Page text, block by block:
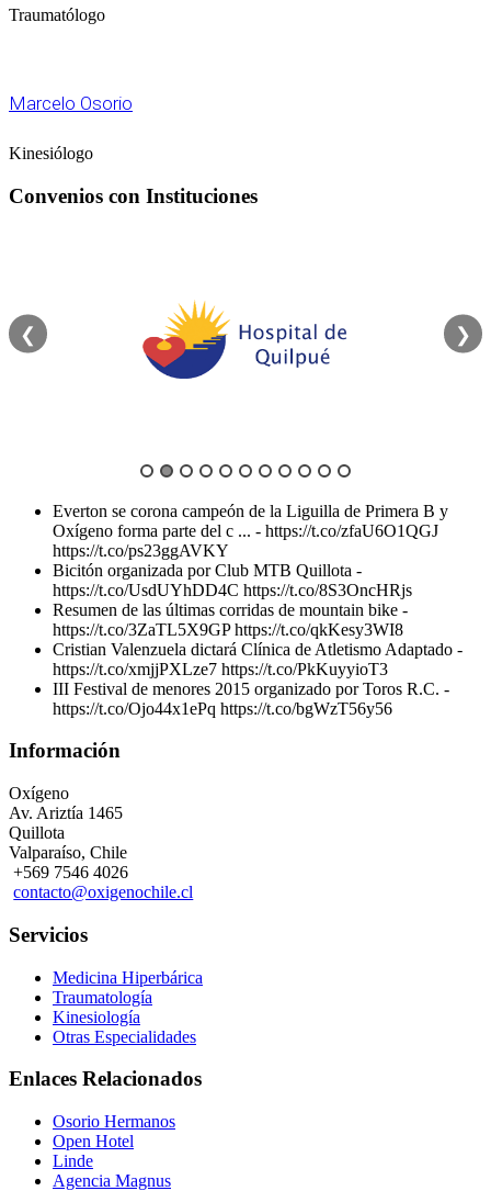
Traumatólogo
Marcelo Osorio
Kinesiólogo
Convenios con Instituciones
❮ ❯
Everton se corona campeón de la Liguilla de Primera B y
Oxígeno forma parte del c ... - https://t.co/zfaU6O1QGJ
https://t.co/ps23ggAVKY
Bicitón organizada por Club MTB Quillota -
https://t.co/UsdUYhDD4C https://t.co/8S3OncHRjs
Resumen de las últimas corridas de mountain bike -
https://t.co/3ZaTL5X9GP https://t.co/qkKesy3WI8
Cristian Valenzuela dictará Clínica de Atletismo Adaptado -
https://t.co/xmjjPXLze7 https://t.co/PkKuyyioT3
III Festival de menores 2015 organizado por Toros R.C. -
https://t.co/Ojo44x1ePq https://t.co/bgWzT56y56
Información
Oxígeno
Av. Ariztí­a 1465
Quillota
Valparaíso, Chile
+569 7546 4026
contacto@oxigenochile.cl
Servicios
Medicina Hiperbárica
Traumatología
Kinesiología
Otras Especialidades
Enlaces Relacionados
Osorio Hermanos
Open Hotel
Linde
Agencia Magnus